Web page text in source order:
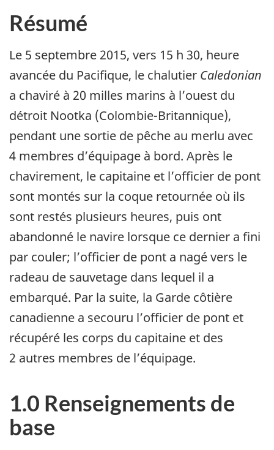
Résumé
Le 5 septembre 2015, vers 15 h 30, heure
avancée du Pacifique, le chalutier Caledonian
a chaviré à 20 milles marins à l’ouest du
détroit Nootka (Colombie-Britannique),
pendant une sortie de pêche au merlu avec
4 membres d’équipage à bord. Après le
chavirement, le capitaine et l’officier de pont
sont montés sur la coque retournée où ils
sont restés plusieurs heures, puis ont
abandonné le navire lorsque ce dernier a fini
par couler; l’officier de pont a nagé vers le
radeau de sauvetage dans lequel il a
embarqué. Par la suite, la Garde côtière
canadienne a secouru l’officier de pont et
récupéré les corps du capitaine et des
2 autres membres de l’équipage.
1.0 Renseignements de
base